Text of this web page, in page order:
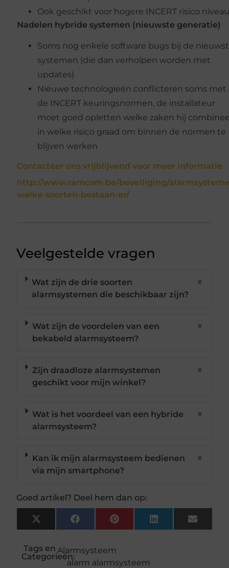
Ook geschikt voor hogere INCERT risico
Nadelen hybride systemen (nieuwste generatie)
Soms nog enkele software bugs bij de
systemen (die dan verholpen worden met
updates)
Nieuwe technologieën conflicteren soms met
de INCERT keuringsnormen, de installateur
moet goed opletten welke zaken hij
in welke risico graad om binnen de normen te
blijven werken
Contacteer ons vrijblijvend voor meer informatie
http://www.ramcom.be/beveiliging/
welke-soorten-bestaan-er/
Veelgestelde vragen
Wat zijn de drie soorten
alarmsystemen die beschikbaar zijn?
▼
Wat zijn de voordelen van een
bekabeld alarmsysteem?
▼
Zijn draadloze alarmsystemen
geschikt voor mijn winkel?
▼
Wat is het voordeel van een hybride
alarmsysteem?
▼
Kan ik mijn alarmsysteem bedienen
via mijn smartphone?
▼
Goed artikel? Deel hem dan op:
X
(Twitter)
FacebookPinterestLinkedInEmail
Tags en
Categorieën:
Alarmsysteem
alarm alarmsysteem